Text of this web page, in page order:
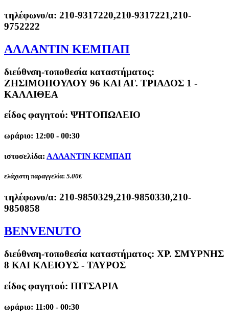
τηλέφωνο/α: 210-9317220,210-9317221,210-
9752222
ΑΛΛΑΝΤΙΝ ΚΕΜΠΑΠ
διεύθνση-τοποθεσία καταστήματος:
ΖΗΣΙΜΟΠΟΥΛΟΥ 96 ΚΑΙ ΑΓ. ΤΡΙΑΔΟΣ 1 -
ΚΑΛΛΙΘΕΑ
είδος φαγητού: ΨΗΤΟΠΩΛΕΙΟ
ωράριο: 12:00 - 00:30
ιστοσελίδα: ΑΛΛΑΝΤΙΝ ΚΕΜΠΑΠ
ελάχιστη παραγγελία: 5.00€
τηλέφωνο/α: 210-9850329,210-9850330,210-
9850858
BENVENUTO
διεύθνση-τοποθεσία καταστήματος: ΧΡ. ΣΜΥΡΝΗΣ
8 ΚΑΙ ΚΛΕΙΟΥΣ - ΤΑΥΡΟΣ
είδος φαγητού: ΠΙΤΣΑΡΙΑ
ωράριο: 11:00 - 00:30